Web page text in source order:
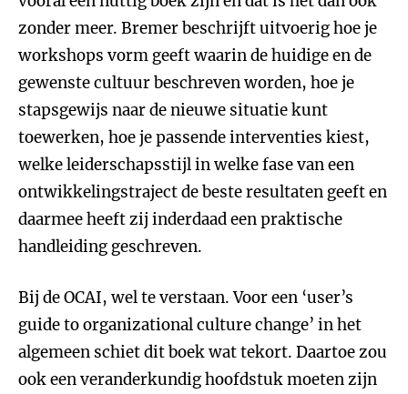
zonder meer. Bremer beschrijft uitvoerig hoe je
workshops vorm geeft waarin de huidige en de
gewenste cultuur beschreven worden, hoe je
stapsgewijs naar de nieuwe situatie kunt
toewerken, hoe je passende interventies kiest,
welke leiderschapsstijl in welke fase van een
ontwikkelingstraject de beste resultaten geeft en
daarmee heeft zij inderdaad een praktische
handleiding geschreven.
Bij de OCAI, wel te verstaan. Voor een ‘user’s
guide to organizational culture change’ in het
algemeen schiet dit boek wat tekort. Daartoe zou
ook een veranderkundig hoofdstuk moeten zijn